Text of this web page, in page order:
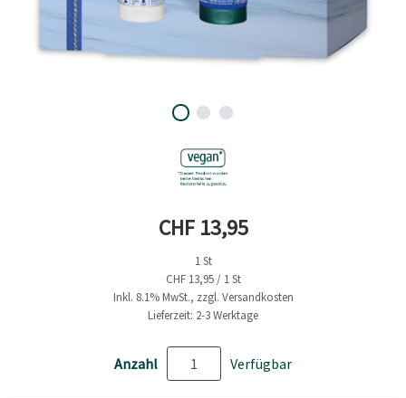
Aktueller Preis
CHF 13,95
1 St
CHF 13,95 / 1 St
Inkl. 8.1% MwSt., zzgl. Versandkosten
Lieferzeit: 2-3 Werktage
Anzahl Verfügbar